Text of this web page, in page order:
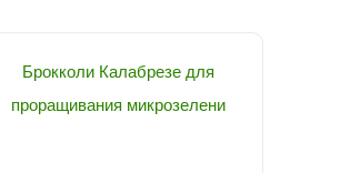
Брокколи Калабрезе для
проращивания микрозелени